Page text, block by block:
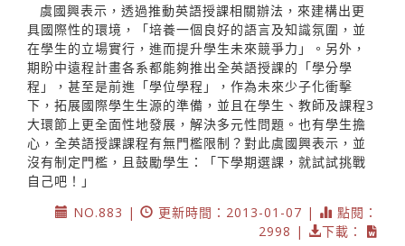
虞國興表示，透過推動英語授課相關辦法，來建構出更
具國際性的環境，「培養一個良好的語言及知識氛圍，並
在學生的立場實行，進而提升學生未來競爭力」。另外，
期盼中遠程計畫各系都能夠推出全英語授課的「學分學
程」，甚至是前進「學位學程」，作為未來少子化衝擊
下，拓展國際學生生源的準備，並且在學生、教師及課程3
大環節上更全面性地發展，解決多元性問題。也有學生擔
心，全英語授課課程有無門檻限制？對此虞國興表示，並
沒有制定門檻，且鼓勵學生：「下學期選課，就試試挑戰
自己吧！」
NO.883 |
更新時間：2013-01-07 |
點閱：
2998 |
下載：